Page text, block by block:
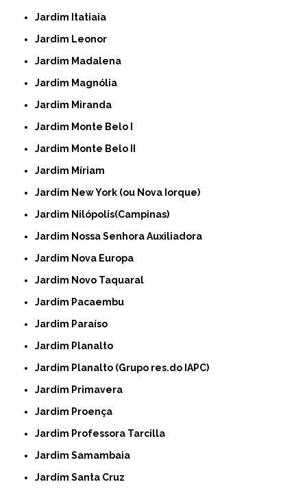
Jardim Itatiaia
Jardim Leonor
Jardim Madalena
Jardim Magnólia
Jardim Miranda
Jardim Monte Belo I
Jardim Monte Belo II
Jardim Míriam
Jardim New York (ou Nova Iorque)
Jardim Nilópolis(Campinas)
Jardim Nossa Senhora Auxiliadora
Jardim Nova Europa
Jardim Novo Taquaral
Jardim Pacaembu
Jardim Paraíso
Jardim Planalto
Jardim Planalto (Grupo res.do IAPC)
Jardim Primavera
Jardim Proença
Jardim Professora Tarcilla
Jardim Samambaia
Jardim Santa Cruz